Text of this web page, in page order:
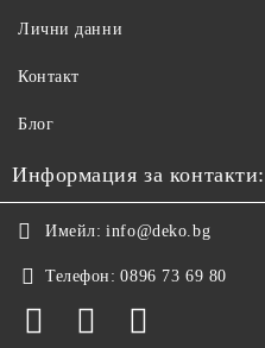
Лични данни
Контакт
Блог
Информация за контакти:
Имейл: info@deko.bg
Телефон: 0896 73 69 80